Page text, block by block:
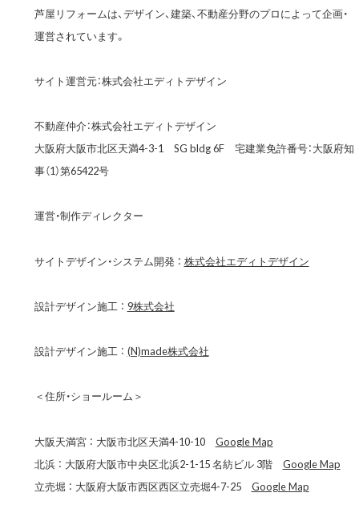
芦屋リフォームは、デザイン、建築、不動産分野のプロによって企画・
運営されています。
サイト運営元：株式会社エディトデザイン
不動産仲介：株式会社エディトデザイン
大阪府大阪市北区天満4-3-1 SG bldg 6F 宅建業免許番号：大阪府知
事（1）第65422号
運営・制作ディレクター
サイトデザイン・システム開発 ： 株式会社エディトデザイン
設計デザイン施工 ： 9株式会社
設計デザイン施工 ： (N)made株式会社
＜住所・ショールーム＞
大阪天満宮 ： 大阪市北区天満4-10-10 Google Map
北浜 ： 大阪府大阪市中央区北浜2-1-15 名紡ビル 3階 Google Map
立売堀 ： 大阪府大阪市西区西区立売堀4-7-25 Google Map